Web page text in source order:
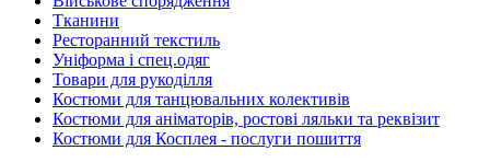
Тканини
Ресторанний текстиль
Уніформа і спец.одяг
Товари для рукоділля
Костюми для танцювальних колективів
Костюми для аніматорів, ростові ляльки та реквізит
Костюми для Косплея - послуги пошиття